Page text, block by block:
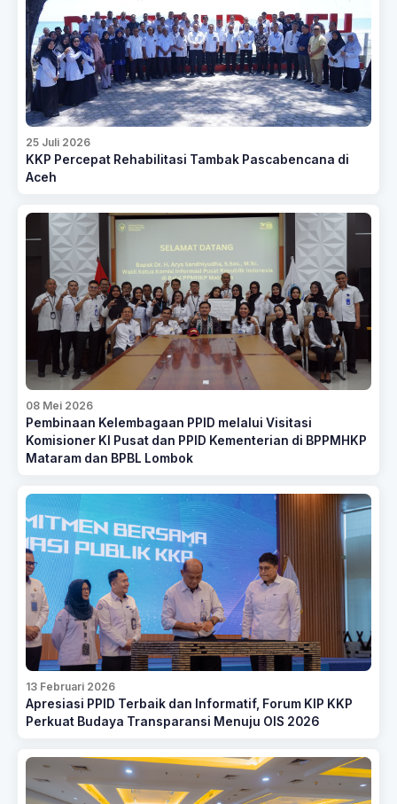
25 Juli 2026
KKP Percepat Rehabilitasi Tambak Pascabencana di
Aceh
08 Mei 2026
Pembinaan Kelembagaan PPID melalui Visitasi
Komisioner KI Pusat dan PPID Kementerian di BPPMHKP
Mataram dan BPBL Lombok
13 Februari 2026
Apresiasi PPID Terbaik dan Informatif, Forum KIP KKP
Perkuat Budaya Transparansi Menuju OIS 2026